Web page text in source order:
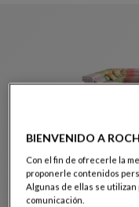
Mah Jong Outdoor
Composición
Ver Descripción
BIENVENIDO A
Con el fin de ofrecerle la
proponerle contenidos
Algunas de ellas se
comunicación.